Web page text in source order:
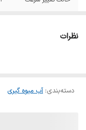
نظرات
دسته‌بندی:آب میوه گیری